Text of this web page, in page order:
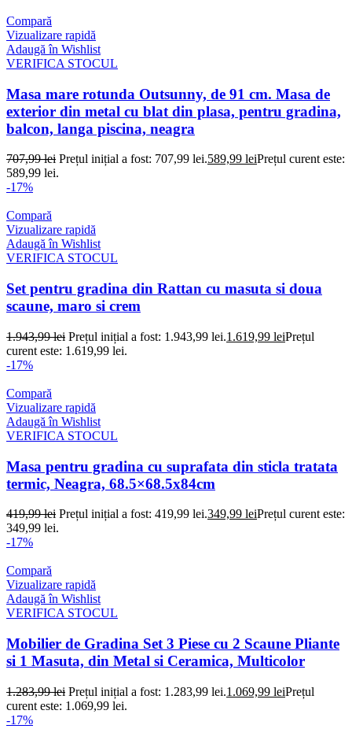
Compară
Vizualizare rapidă
Adaugă în Wishlist
VERIFICA STOCUL
Masa mare rotunda Outsunny, de 91 cm. Masa de
exterior din metal cu blat din plasa, pentru gradina,
balcon, langa piscina, neagra
707,99lei Prețul inițial a fost: 707,99 lei.589,99 leiPrețul curent este:
589,99 lei.
-17%
Compară
Vizualizare rapidă
Adaugă în Wishlist
VERIFICA STOCUL
Set pentru gradina din Rattan cu masuta si doua
scaune, maro si crem
1.943,99lei Prețul inițial a fost: 1.943,99 lei.1.619,99 leiPrețul
curent este: 1.619,99 lei.
-17%
Compară
Vizualizare rapidă
Adaugă în Wishlist
VERIFICA STOCUL
Masa pentru gradina cu suprafata din sticla tratata
termic, Neagra, 68.5×68.5x84cm
419,99lei Prețul inițial a fost: 419,99 lei.349,99 leiPrețul curent este:
349,99 lei.
-17%
Compară
Vizualizare rapidă
Adaugă în Wishlist
VERIFICA STOCUL
Mobilier de Gradina Set 3 Piese cu 2 Scaune Pliante
si 1 Masuta, din Metal si Ceramica, Multicolor
1.283,99lei Prețul inițial a fost: 1.283,99 lei.1.069,99 leiPrețul
curent este: 1.069,99 lei.
-17%